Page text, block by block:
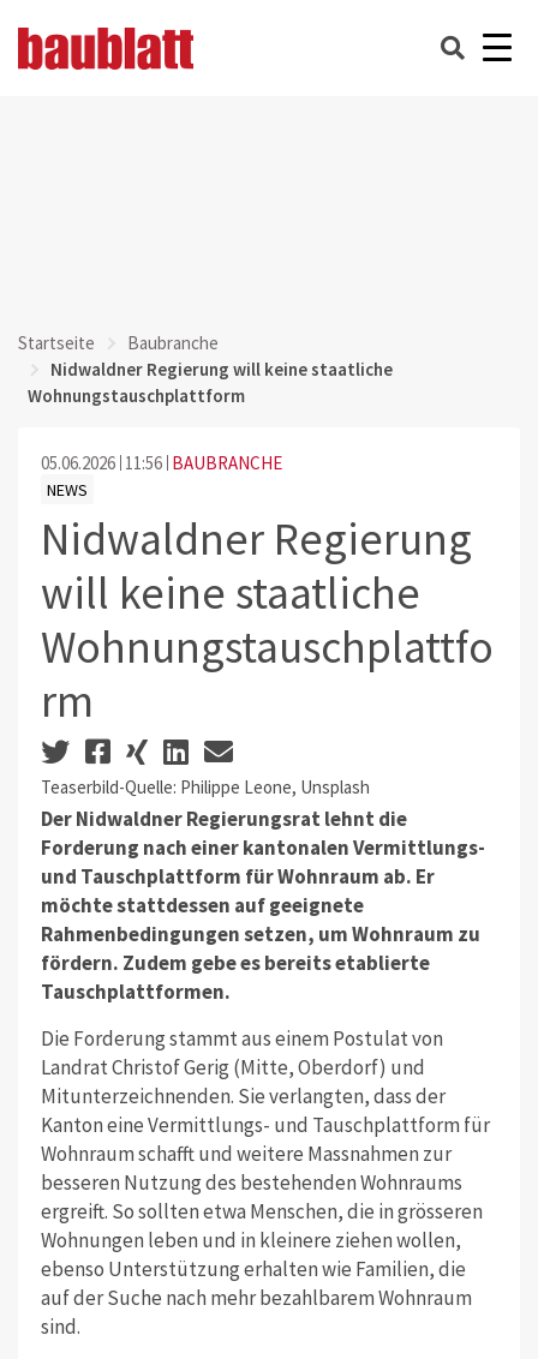
Startseite
Baubranche
Nidwaldner Regierung will keine staatliche
Wohnungstauschplattform
05.06.2026 11:56 BAUBRANCHE
NEWS
Nidwaldner Regierung
will keine staatliche
Wohnungstauschplattfo
rm
Teaserbild-Quelle: Philippe Leone, Unsplash
Der Nidwaldner Regierungsrat lehnt die
Forderung nach einer kantonalen Vermittlungs-
und Tauschplattform für Wohnraum ab. Er
möchte stattdessen auf geeignete
Rahmenbedingungen setzen, um Wohnraum zu
fördern. Zudem gebe es bereits etablierte
Tauschplattformen.
Die Forderung stammt aus einem Postulat von
Landrat Christof Gerig (Mitte, Oberdorf) und
Mitunterzeichnenden. Sie verlangten, dass der
Kanton eine Vermittlungs- und Tauschplattform für
Wohnraum schafft und weitere Massnahmen zur
besseren Nutzung des bestehenden Wohnraums
ergreift. So sollten etwa Menschen, die in grösseren
Wohnungen leben und in kleinere ziehen wollen,
ebenso Unterstützung erhalten wie Familien, die
auf der Suche nach mehr bezahlbarem Wohnraum
sind.